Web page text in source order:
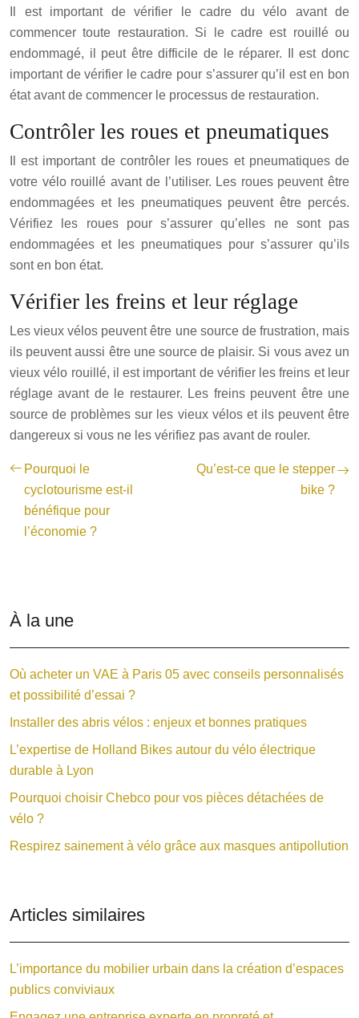
Il est important de vérifier le cadre du vélo avant de
commencer toute restauration. Si le cadre est rouillé ou
endommagé, il peut être difficile de le réparer. Il est donc
important de vérifier le cadre pour s’assurer qu’il est en bon
état avant de commencer le processus de restauration.
Contrôler les roues et pneumatiques
Il est important de contrôler les roues et pneumatiques de
votre vélo rouillé avant de l’utiliser. Les roues peuvent être
endommagées et les pneumatiques peuvent être percés.
Vérifiez les roues pour s’assurer qu’elles ne sont pas
endommagées et les pneumatiques pour s’assurer qu’ils
sont en bon état.
Vérifier les freins et leur réglage
Les vieux vélos peuvent être une source de frustration, mais
ils peuvent aussi être une source de plaisir. Si vous avez un
vieux vélo rouillé, il est important de vérifier les freins et leur
réglage avant de le restaurer. Les freins peuvent être une
source de problèmes sur les vieux vélos et ils peuvent être
dangereux si vous ne les vérifiez pas avant de rouler.
Pourquoi le
cyclotourisme est-il
bénéfique pour
l’économie ?
Qu’est-ce que le stepper
bike ?
À la une
Où acheter un VAE à Paris 05 avec conseils personnalisés
et possibilité d’essai ?
Installer des abris vélos : enjeux et bonnes pratiques
L’expertise de Holland Bikes autour du vélo électrique
durable à Lyon
Pourquoi choisir Chebco pour vos pièces détachées de
vélo ?
Respirez sainement à vélo grâce aux masques antipollution
Articles similaires
L’importance du mobilier urbain dans la création d’espaces
publics conviviaux